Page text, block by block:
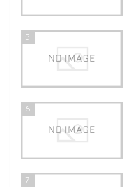
5
6
7